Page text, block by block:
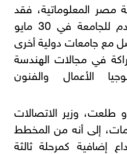
مصر المعلوماتية، فقد
تم فتح باب التقدم للجامعة في 30 مايو
مع جامعات دولية أخرى
في مجالات الهندسة
الأعمال والفنون
طلعت، وزير الاتصالات
إلى أنه من المخطط
إبداع إضافية كمرحلة ثالثة